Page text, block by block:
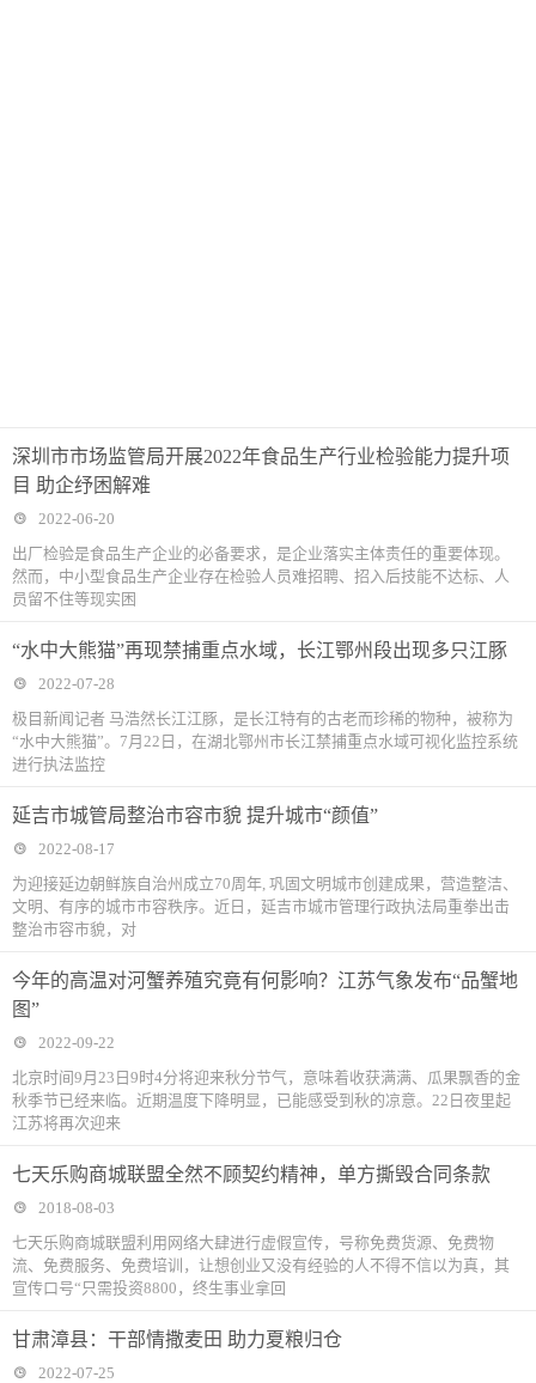
深圳市市场监管局开展2022年食品生产行业检验能力提升项
目 助企纾困解难
2022-06-20
出厂检验是食品生产企业的必备要求，是企业落实主体责任的重要体现。
然而，中小型食品生产企业存在检验人员难招聘、招入后技能不达标、人
员留不住等现实困
“水中大熊猫”再现禁捕重点水域，长江鄂州段出现多只江豚
2022-07-28
极目新闻记者 马浩然长江江豚，是长江特有的古老而珍稀的物种，被称为
“水中大熊猫”。7月22日，在湖北鄂州市长江禁捕重点水域可视化监控系统
进行执法监控
延吉市城管局整治市容市貌 提升城市“颜值”
2022-08-17
为迎接延边朝鲜族自治州成立70周年, 巩固文明城市创建成果，营造整洁、
文明、有序的城市市容秩序。近日，延吉市城市管理行政执法局重拳出击
整治市容市貌，对
今年的高温对河蟹养殖究竟有何影响？江苏气象发布“品蟹地
图”
2022-09-22
北京时间9月23日9时4分将迎来秋分节气，意味着收获满满、瓜果飘香的金
秋季节已经来临。近期温度下降明显，已能感受到秋的凉意。22日夜里起
江苏将再次迎来
七天乐购商城联盟全然不顾契约精神，单方撕毁合同条款
2018-08-03
七天乐购商城联盟利用网络大肆进行虚假宣传，号称免费货源、免费物
流、免费服务、免费培训，让想创业又没有经验的人不得不信以为真，其
宣传口号“只需投资8800，终生事业拿回
甘肃漳县：干部情撒麦田 助力夏粮归仓
2022-07-25